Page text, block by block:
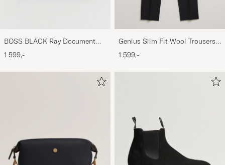
BOSS BLACK Ray Document
Case Black
1 599,-
Genius Slim Fit Wool Trousers
Black
1 599,-